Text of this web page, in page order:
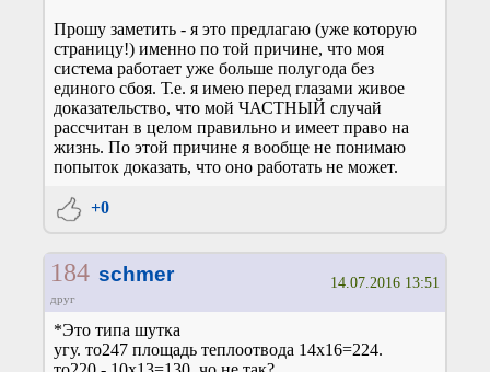
Прошу заметить - я это предлагаю (уже которую
страницу!) именно по той причине, что моя
система работает уже больше полугода без
единого сбоя. Т.е. я имею перед глазами живое
доказательство, что мой ЧАСТНЫЙ случай
рассчитан в целом правильно и имеет право на
жизнь. По этой причине я вообще не понимаю
попыток доказать, что оно работать не может.
+0
184 schmer
друг
14.07.2016 13:51
*Это типа шутка
угу. то247 площадь теплоотвода 14х16=224.